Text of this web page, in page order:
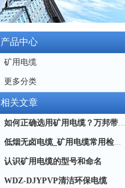
产品中心
矿用电缆
更多分类
相关文章
如何正确选用矿用电缆？万邦带您了解！
低烟无卤电缆_矿用电缆常用检测仪器有哪些？
认识矿用电缆的型号和命名
WDZ-DJYPVP清洁环保电缆